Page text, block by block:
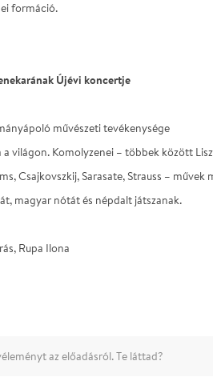
formáció.
Újévi koncertje
művészeti tevékenysége
világon. Komolyzenei – többek között
Csajkovszkij, Sarasate, Strauss – művek
magyar nótát és népdalt játszanak.
Rupa Ilona
az előadásról. Te láttad?